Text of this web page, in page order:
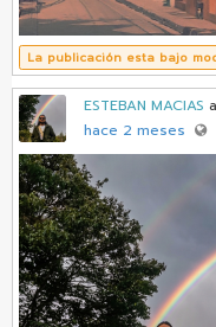
La publicación esta bajo
ESTEBAN MACIAS
hace 2 meses